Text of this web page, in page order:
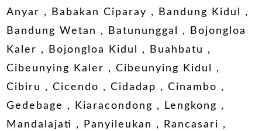
Anyar , Babakan Ciparay , Bandung Kidul ,
Bandung Wetan , Batununggal , Bojongloa
Kaler , Bojongloa Kidul , Buahbatu ,
Cibeunying Kaler , Cibeunying Kidul ,
Cibiru , Cicendo , Cidadap , Cinambo ,
Gedebage , Kiaracondong , Lengkong ,
Mandalajati , Panyileukan , Rancasari ,